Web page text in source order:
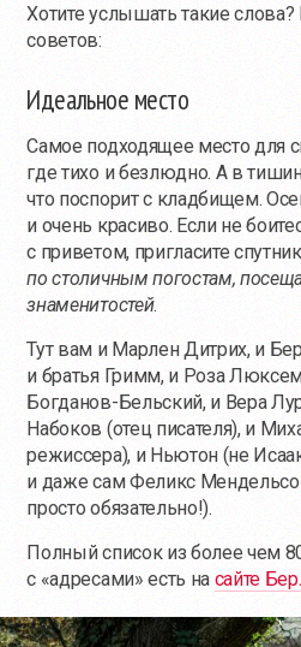
Хотите услышать такие
советов:
Идеальное место
Самое подходящее место для
где тихо и безлюдно. А в
что поспорит с кладбищем.
и очень красиво. Если не
с приветом, пригласите
по столичным погостам,
знаменитостей.
Тут вам и Марлен Дитрих, и
и братья Гримм, и Роза
Богданов-Бельский, и Вера
Набоков (отец писателя), и
режиссера), и Ньютон (не
и даже сам Феликс
просто обязательно!).
Полный список из более чем
с «адресами» есть на сайте